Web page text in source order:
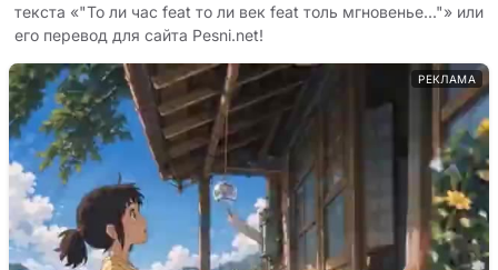
текста «"То ли час feat то ли век feat толь мгновенье..."» или
его перевод для сайта Pesni.net!
РЕКЛАМА